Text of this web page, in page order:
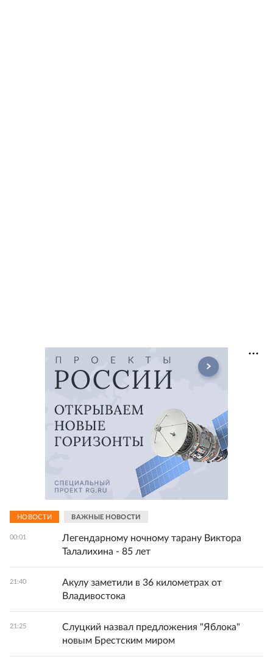
НОВОСТИ ВАЖНЫЕ НОВОСТИ
00:01
Легендарному ночному тарану Виктора
Талалихина - 85 лет
21:40
Акулу заметили в 36 километрах от
Владивостока
21:25
Слуцкий назвал предложения "Яблока"
новым Брестским миром